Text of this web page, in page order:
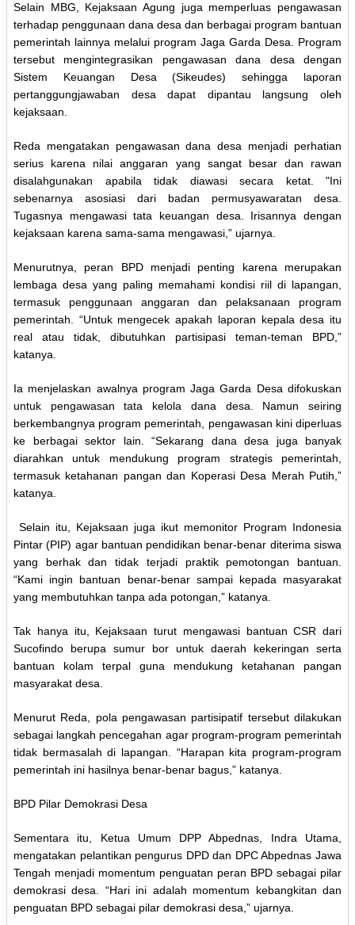
Selain MBG, Kejaksaan Agung juga memperluas pengawasan
terhadap penggunaan dana desa dan berbagai program bantuan
pemerintah lainnya melalui program Jaga Garda Desa. Program
tersebut mengintegrasikan pengawasan dana desa dengan
Sistem Keuangan Desa (Sikeudes) sehingga laporan
pertanggungjawaban desa dapat dipantau langsung oleh
kejaksaan.
Reda mengatakan pengawasan dana desa menjadi perhatian
serius karena nilai anggaran yang sangat besar dan rawan
disalahgunakan apabila tidak diawasi secara ketat. "Ini
sebenarnya asosiasi dari badan permusyawaratan desa.
Tugasnya mengawasi tata keuangan desa. Irisannya dengan
kejaksaan karena sama-sama mengawasi,” ujarnya.
Menurutnya, peran BPD menjadi penting karena merupakan
lembaga desa yang paling memahami kondisi riil di lapangan,
termasuk penggunaan anggaran dan pelaksanaan program
pemerintah. “Untuk mengecek apakah laporan kepala desa itu
real atau tidak, dibutuhkan partisipasi teman-teman BPD,”
katanya.
Ia menjelaskan awalnya program Jaga Garda Desa difokuskan
untuk pengawasan tata kelola dana desa. Namun seiring
berkembangnya program pemerintah, pengawasan kini diperluas
ke berbagai sektor lain. “Sekarang dana desa juga banyak
diarahkan untuk mendukung program strategis pemerintah,
termasuk ketahanan pangan dan Koperasi Desa Merah Putih,”
katanya.
Selain itu, Kejaksaan juga ikut memonitor Program Indonesia
Pintar (PIP) agar bantuan pendidikan benar-benar diterima siswa
yang berhak dan tidak terjadi praktik pemotongan bantuan.
“Kami ingin bantuan benar-benar sampai kepada masyarakat
yang membutuhkan tanpa ada potongan,” katanya.
Tak hanya itu, Kejaksaan turut mengawasi bantuan CSR dari
Sucofindo berupa sumur bor untuk daerah kekeringan serta
bantuan kolam terpal guna mendukung ketahanan pangan
masyarakat desa.
Menurut Reda, pola pengawasan partisipatif tersebut dilakukan
sebagai langkah pencegahan agar program-program pemerintah
tidak bermasalah di lapangan. “Harapan kita program-program
pemerintah ini hasilnya benar-benar bagus,” katanya.
BPD Pilar Demokrasi Desa
Sementara itu, Ketua Umum DPP Abpednas, Indra Utama,
mengatakan pelantikan pengurus DPD dan DPC Abpednas Jawa
Tengah menjadi momentum penguatan peran BPD sebagai pilar
demokrasi desa. “Hari ini adalah momentum kebangkitan dan
penguatan BPD sebagai pilar demokrasi desa,” ujarnya.